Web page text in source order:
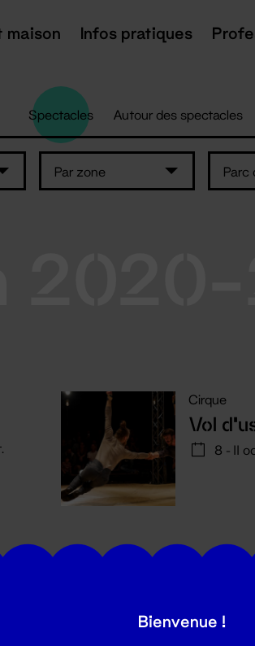
maison Infos pratiques
Spectacles Autour des spectacles
Par zone
Cirque
Vol
8 - 11
Bienvenue !